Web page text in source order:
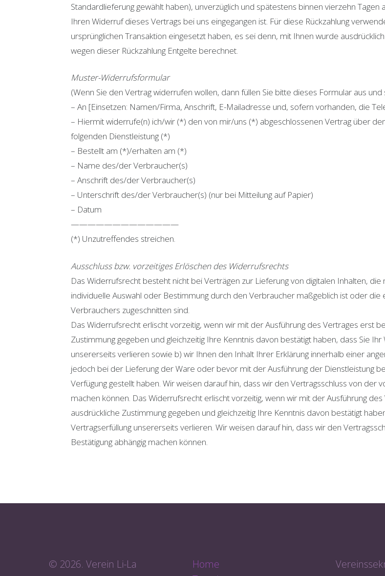
Standardlieferung gewählt haben), unverzüglich und spätestens binnen vierzehn
Ihren Widerruf dieses Vertrags bei uns eingegangen ist. Für diese Rückzahlung
ursprünglichen Transaktion eingesetzt haben, es sei denn, mit Ihnen wurde
wegen dieser Rückzahlung Entgelte berechnet.
Muster-Widerrufsformular
(Wenn Sie den Vertrag widerrufen wollen, dann füllen Sie bitte dieses Formular aus und
– An [Einsetzen: Namen/Firma, Anschrift, E-Mailadresse und, sofern vorhanden, die
– Hiermit widerrufe(n) ich/wir (*) den von mir/uns (*) abgeschlossenen Vertrag über
folgenden Dienstleistung (*)
– Bestellt am (*)/erhalten am (*)
– Name des/der Verbraucher(s)
– Anschrift des/der Verbraucher(s)
– Unterschrift des/der Verbraucher(s) (nur bei Mitteilung auf Papier)
– Datum
—————————————
(*) Unzutreffendes streichen.
Ausschluss bzw. vorzeitiges Erlöschen des Widerrufsrechts
Das Widerrufsrecht besteht nicht bei Verträgen zur Lieferung von digitalen Inhalten,
individuelle Auswahl oder Bestimmung durch den Verbraucher maßgeblich ist oder
Verbrauchers zugeschnitten sind.
Das Widerrufsrecht erlischt vorzeitig, wenn wir mit der Ausführung des Vertrages erst
Zustimmung gegeben und gleichzeitig Ihre Kenntnis davon bestätigt haben, dass Sie
unsererseits verlieren sowie b) wir Ihnen den Inhalt Ihrer Erklärung innerhalb einer
jedoch bei der Lieferung der Ware oder bevor mit der Ausführung der Dienstleistung
Verfügung gestellt haben. Wir weisen darauf hin, dass wir den Vertragsschluss von der
machen können. Das Widerrufsrecht erlischt vorzeitig, wenn wir mit der Ausführung
ausdrückliche Zustimmung gegeben und gleichzeitig Ihre Kenntnis davon bestätigt
Vertragserfüllung unsererseits verlieren. Wir weisen darauf hin, dass wir den
Bestätigung abhängig machen können.
© 2026. Verein Li-La
Home